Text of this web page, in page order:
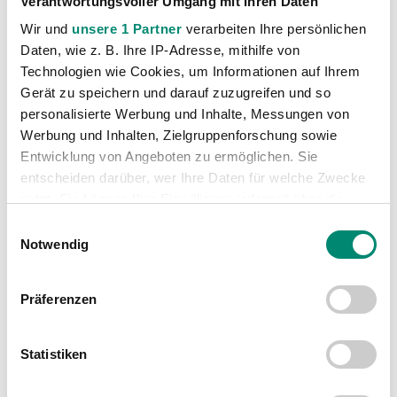
Wir und unsere 1 Partner verarbeiten Ihre persönlichen
Daten, wie z. B. Ihre IP-Adresse, mithilfe von
Technologien wie Cookies, um Informationen auf Ihrem
Gerät zu speichern und darauf zuzugreifen und so
personalisierte Werbung und Inhalte, Messungen von
Werbung und Inhalten, Zielgruppenforschung sowie
Entwicklung von Angeboten zu ermöglichen. Sie
entscheiden darüber, wer Ihre Daten für welche Zwecke
Trigger Symbol ändern oder widerrufen
Erfahren Sie mehr darüber, wie Ihre persönlichen Daten
verarbeitet werden, und legen Sie Ihre Präferenzen im
Wir verwenden Cookies, um Inhalte und Anzeigen zu
Notwendig
Präferenzen
Statistiken
Akademie
Allgemeine News
(605)
Junge Wikinger Ried
Nachwuchs
Profis
(1315)
Unkategorisiert
(2867)